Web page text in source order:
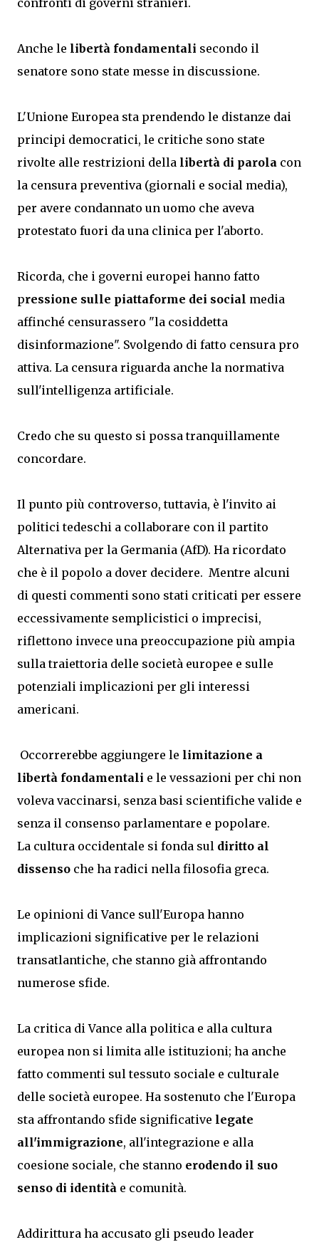
confronti di governi stranieri.
Anche le libertà fondamentali secondo il
senatore sono state messe in discussione.
L'Unione Europea sta prendendo le distanze dai
principi democratici, le critiche sono state
rivolte alle restrizioni della libertà di parola con
la censura preventiva (giornali e social media),
per avere condannato un uomo che aveva
protestato fuori da una clinica per l'aborto.
Ricorda, che i governi europei hanno fatto
pressione sulle piattaforme dei social media
affinché censurassero "la cosiddetta
disinformazione". Svolgendo di fatto censura pro
attiva. La censura riguarda anche la normativa
sull'intelligenza artificiale.
Credo che su questo si possa tranquillamente
concordare.
Il punto più controverso, tuttavia, è l'invito ai
politici tedeschi a collaborare con il partito
Alternativa per la Germania (AfD). Ha ricordato
che è il popolo a dover decidere. Mentre alcuni
di questi commenti sono stati criticati per essere
eccessivamente semplicistici o imprecisi,
riflettono invece una preoccupazione più ampia
sulla traiettoria delle società europee e sulle
potenziali implicazioni per gli interessi
americani.
Occorrerebbe aggiungere le limitazione a
libertà fondamentali e le vessazioni per chi non
voleva vaccinarsi, senza basi scientifiche valide e
senza il consenso parlamentare e popolare.
La cultura occidentale si fonda sul diritto al
dissenso che ha radici nella filosofia greca.
Le opinioni di Vance sull'Europa hanno
implicazioni significative per le relazioni
transatlantiche, che stanno già affrontando
numerose sfide.
La critica di Vance alla politica e alla cultura
europea non si limita alle istituzioni; ha anche
fatto commenti sul tessuto sociale e culturale
delle società europee. Ha sostenuto che l'Europa
sta affrontando sfide significative legate
all'immigrazione, all'integrazione e alla
coesione sociale, che stanno erodendo il suo
senso di identità e comunità.
Addirittura ha accusato gli pseudo leader